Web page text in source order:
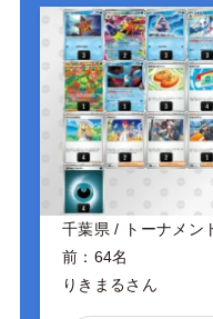
千葉県 / トーナメン
前：64名
りきまるさん